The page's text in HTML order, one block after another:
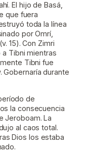
El hijo de Basá,
que fuera
toda la línea
por Omrí,
15). Con Zimri
Tibni mientras
Tibni fue
Gobernaría durante
de
la consecuencia
Jeroboam. La
al caos total.
Dios los estaba